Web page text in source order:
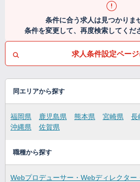
条件に合う求人は見つかりま
条件を変更して、再度検索してくだ
求人条件設定ペー
同エリアから探す
福岡県 鹿児島県 熊本県 宮崎県 長
沖縄県
佐賀県
職種から探す
Webプロデューサー・Webディレクター